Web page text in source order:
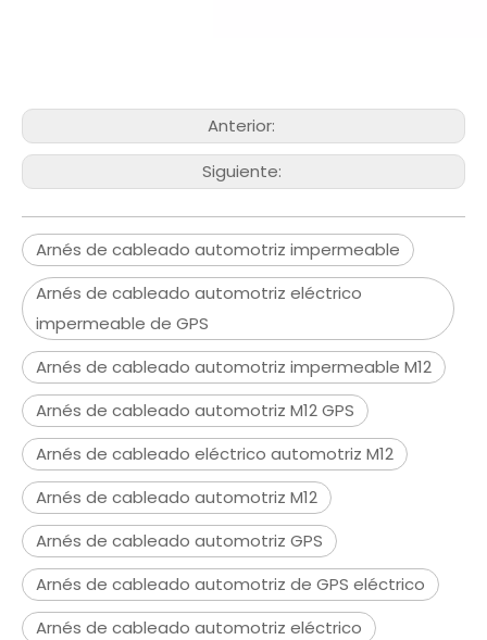
Anterior:
Siguiente:
Arnés de cableado automotriz impermeable
Arnés de cableado automotriz eléctrico
impermeable de GPS
Arnés de cableado automotriz impermeable M12
Arnés de cableado automotriz M12 GPS
Arnés de cableado eléctrico automotriz M12
Arnés de cableado automotriz M12
Arnés de cableado automotriz GPS
Arnés de cableado automotriz de GPS eléctrico
Arnés de cableado automotriz eléctrico